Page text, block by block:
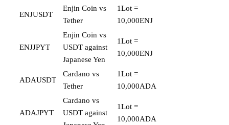
ENJUSDT
Enjin Coin vs
Tether
1Lot =
10,000ENJ
ENJJPYT
Enjin Coin vs
USDT against
Japanese Yen
1Lot =
10,000ENJ
ADAUSDT
Cardano vs
Tether
1Lot =
10,000ADA
ADAJPYT
Cardano vs
USDT against
1Lot =
10,000ADA